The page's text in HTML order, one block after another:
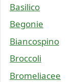
Basilico
Begonie
Biancospino
Broccoli
Bromeliacee